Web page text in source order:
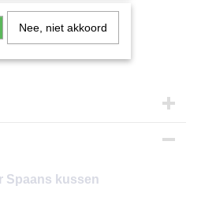
x 0 cm
Spaans kussen
Nee, niet akkoord